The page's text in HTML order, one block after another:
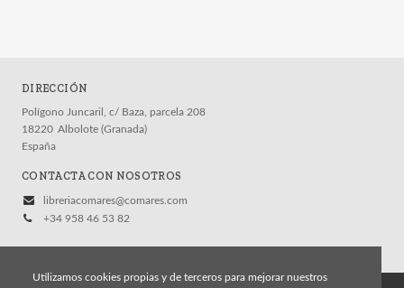
DIRECCIÓN
Polígono Juncaril, c/ Baza, parcela 208
18220 Albolote (Granada)
España
CONTACTA CON NOSOTROS
libreriacomares@comares.com
+34 958 46 53 82
Utilizamos cookies propias y de terceros para mejorar nuestros